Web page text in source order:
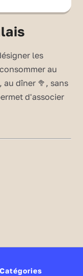
les
au
au dîner 🥦, sans
d'associer
ici et mets-toi
à retenirsont
Catégories